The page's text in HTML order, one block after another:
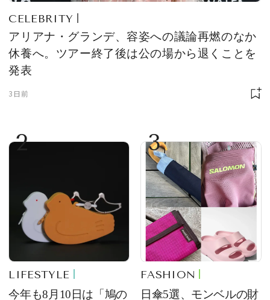
CELEBRITY
アリアナ・グランデ、容姿への議論再燃のなか
休養へ。ツアー終了後は公の場から退くことを
発表
3日前
2
LIFESTYLE
今年も8月10日は「鳩の
3
FASHION
日傘5選、モンベルの財